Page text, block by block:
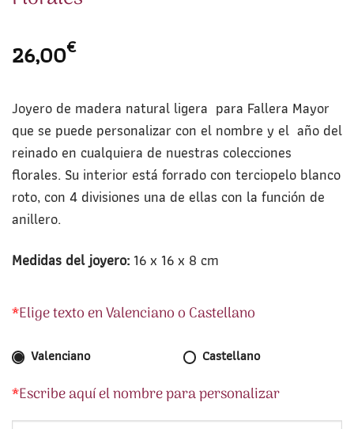
26,00€
Joyero de madera natural ligera para Fallera Mayor
que se puede personalizar con el nombre y el año del
reinado en cualquiera de nuestras colecciones
florales. Su interior está forrado con terciopelo blanco
roto, con 4 divisiones una de ellas con la función de
anillero.
Medidas del joyero:16 x 16 x 8 cm
*Elige texto en Valenciano o Castellano
Valenciano Castellano
*Escribe aquí el nombre para personalizar